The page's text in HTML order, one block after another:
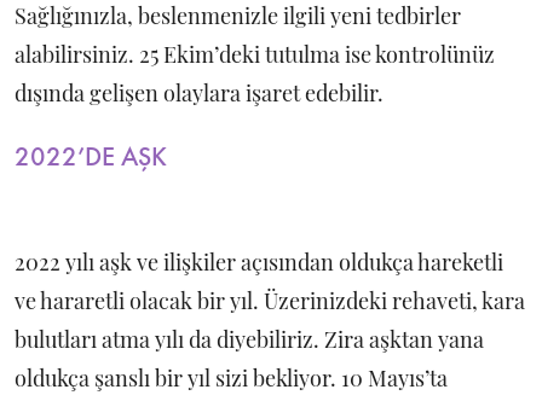
Sağlığınızla, beslenmenizle ilgili yeni tedbirler
alabilirsiniz. 25 Ekim’deki tutulma ise kontrolünüz
dışında gelişen olaylara işaret edebilir.
2022’DE AŞK
2022 yılı aşk ve ilişkiler açısından oldukça hareketli
ve hararetli olacak bir yıl. Üzerinizdeki rehaveti, kara
bulutları atma yılı da diyebiliriz. Zira aşktan yana
oldukça şanslı bir yıl sizi bekliyor. 10 Mayıs’ta